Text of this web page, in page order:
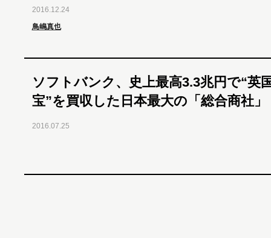
2016.12.24
鳥嶋真也
ソフトバンク、史上最高3.3兆円で“英
宝”を買収した日本最大の「総合商社」
2016.07.25